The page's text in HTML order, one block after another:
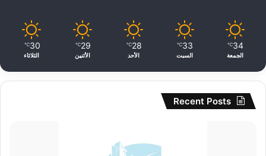
34
℃
الجمعة
33
℃
السبت
28
℃
الأحد
29
℃
الأثنين
30
℃
الثلاثاء
Recent Posts